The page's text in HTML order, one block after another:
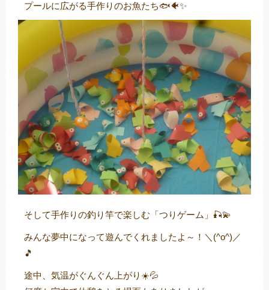
プールに広がる手作りのお魚たち🐟🐠✨
そして手作りの釣り竿で楽しむ「つりゲーム」🎣💫
みんな夢中になって遊んでくれましたよ～！＼(^o^)／
🎵
途中、気温がぐんぐん上がり☀️💦